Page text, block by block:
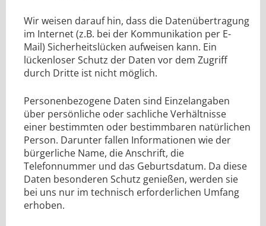
Wir weisen darauf hin, dass die Datenübertragung
im Internet (z.B. bei der Kommunikation per E-
Mail) Sicherheitslücken aufweisen kann. Ein
lückenloser Schutz der Daten vor dem Zugriff
durch Dritte ist nicht möglich.
Personenbezogene Daten sind Einzelangaben
über persönliche oder sachliche Verhältnisse
einer bestimmten oder bestimmbaren natürlichen
Person. Darunter fallen Informationen wie der
bürgerliche Name, die Anschrift, die
Telefonnummer und das Geburtsdatum. Da diese
Daten besonderen Schutz genießen, werden sie
bei uns nur im technisch erforderlichen Umfang
erhoben.